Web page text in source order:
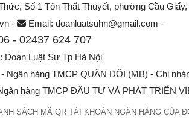
Số 1 Tôn Thất Thuyết, phường Cầu Giấy,
-
Email: doanluatsuhn@gmail.com -
- 02437 624 707
Đoàn Luật Sư Tp Hà Nội
- Ngân hàng TMCP QUÂN ĐỘI (MB) - Chi
hàng TMCP ĐẦU TƯ VÀ PHÁT TRIỂN
SÁCH MÃ QR TÀI KHOẢN NGÂN HÀNG CỦA